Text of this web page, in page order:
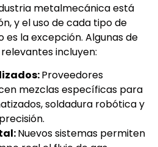
metalmecánica está
y el uso de cada tipo de
es la excepción. Algunas de
incluyen:
Proveedores
mezclas específicas para
soldadura robótica y
Nuevos sistemas permiten